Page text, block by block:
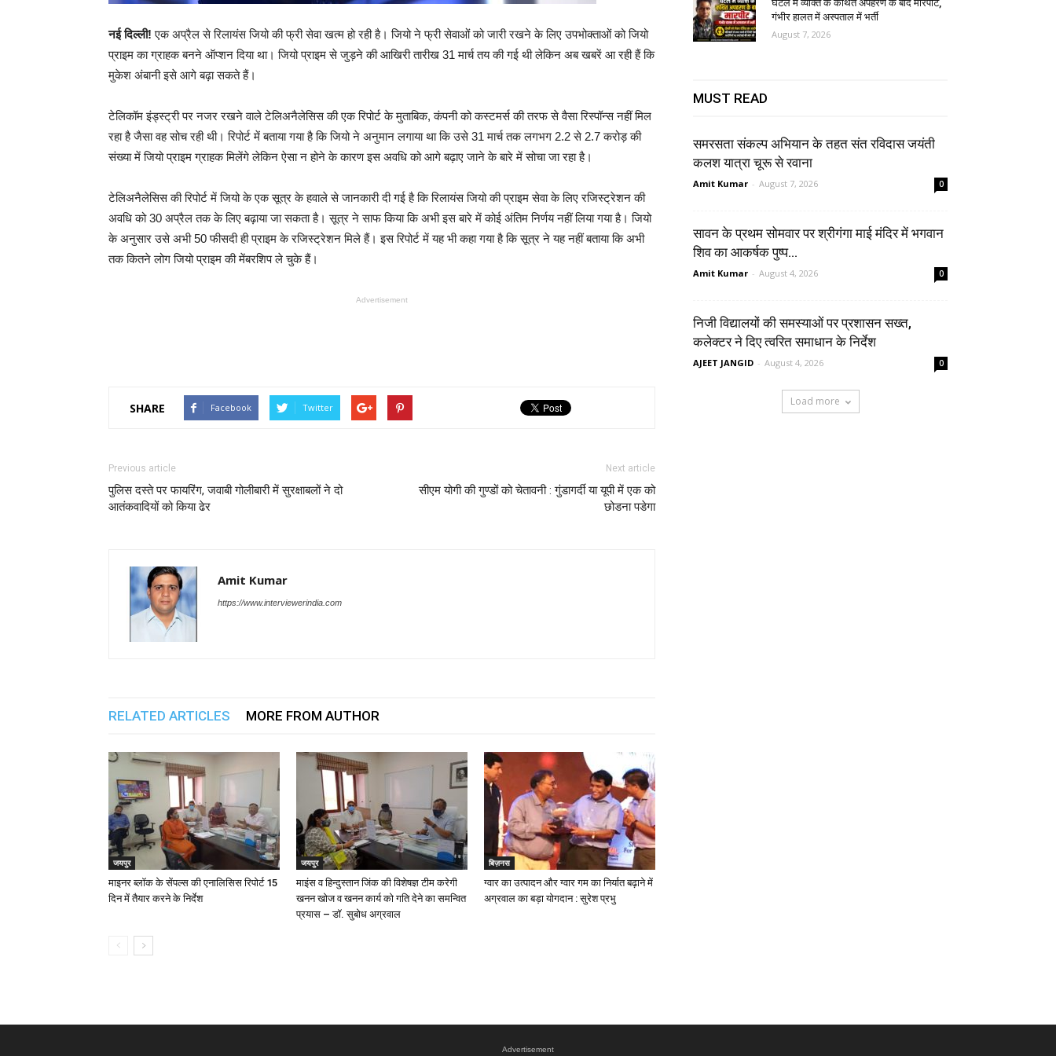
नई दिल्ली! एक अप्रैल से रिलायंस जियो की फ्री सेवा खत्म हो रही है। जियो ने फ्री सेवाओं को जारी रखने के लिए उपभोक्ताओं को जियो
प्राइम का ग्राहक बनने ऑप्शन दिया था। जियो प्राइम से जुड़ने की आखिरी तारीख 31 मार्च तय की गई थी लेकिन अब खबरें आ रही हैं कि
मुकेश अंबानी इसे आगे बढ़ा सकते हैं।
टेलिकॉम इंड्स्ट्री पर नजर रखने वाले टेलिअनैलेसिस की एक रिपोर्ट के मुताबिक, कंपनी को कस्टमर्स की तरफ से वैसा रिस्पॉन्स नहीं मिल
रहा है जैसा वह सोच रही थी। रिपोर्ट में बताया गया है कि जियो ने अनुमान लगाया था कि उसे 31 मार्च तक लगभग 2.2 से 2.7 करोड़ की
संख्या में जियो प्राइम ग्राहक मिलेंगे लेकिन ऐसा न होने के कारण इस अवधि को आगे बढ़ाए जाने के बारे में सोचा जा रहा है।
टेलिअनैलेसिस की रिपोर्ट में जियो के एक सूत्र के हवाले से जानकारी दी गई है कि रिलायंस जियो की प्राइम सेवा के लिए रजिस्ट्रेशन की
अवधि को 30 अप्रैल तक के लिए बढ़ाया जा सकता है। सूत्र ने साफ किया कि अभी इस बारे में कोई अंतिम निर्णय नहीं लिया गया है। जियो
के अनुसार उसे अभी 50 फीसदी ही प्राइम के रजिस्ट्रेशन मिले हैं। इस रिपोर्ट में यह भी कहा गया है कि सूत्र ने यह नहीं बताया कि अभी
तक कितने लोग जियो प्राइम की मेंबरशिप ले चुके हैं।
Advertisement
SHARE Facebook Twitter
Previous article
पुलिस दस्ते पर फायरिंग, जवाबी गोलीबारी में सुरक्षाबलों ने दो
आतंकवादियों को किया ढेर
Next article
सीएम योगी की गुण्डों को चेतावनी : गुंडागर्दी या यूपी में एक को
छोडना पडेगा
Amit Kumar
https://www.interviewerindia.com
RELATED ARTICLES MORE FROM AUTHOR
जयपुर
माइनर ब्लॉक के सेंपल्स की एनालिसिस रिपोर्ट 15
दिन में तैयार करने के निर्देश
जयपुर
माइंस व हिन्दुस्तान जिंक की विशेषज्ञ टीम करेगी
खनन खोज व खनन कार्य को गति देने का समन्वित
प्रयास – डॉ. सुबोध अग्रवाल
बिज़नस
ग्वार का उत्पादन और ग्वार गम का निर्यात बढ़ाने में
अग्रवाल का बड़ा योगदान : सुरेश प्रभु
घंटेल में व्यक्ति के कथित अपहरण के बाद मारपीट,
गंभीर हालत में अस्पताल में भर्ती
August 7, 2026
MUST READ
समरसता संकल्प अभियान के तहत संत रविदास जयंती
कलश यात्रा चूरू से रवाना
Amit Kumar - August 7, 2026 0
सावन के प्रथम सोमवार पर श्रीगंगा माई मंदिर में भगवान
शिव का आकर्षक पुष्प...
Amit Kumar - August 4, 2026 0
निजी विद्यालयों की समस्याओं पर प्रशासन सख्त,
कलेक्टर ने दिए त्वरित समाधान के निर्देश
AJEET JANGID - August 4, 2026 0
Load more
Advertisement